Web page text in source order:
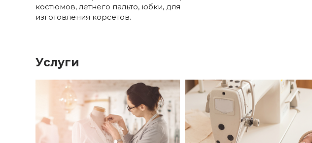
костюмов, летнего пальто, юбки, для
изготовления корсетов.
Услуги